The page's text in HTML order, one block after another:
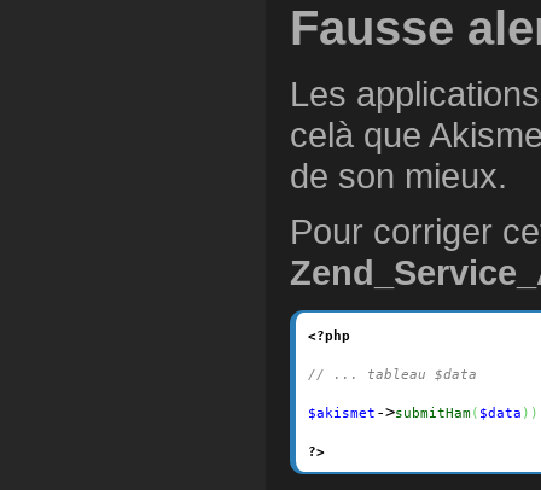
Fausse
Les
celà que
de son mieux.
Pour corriger
<?php
// ... tableau $data
$akismet ->submitHam( $data ) )
?>